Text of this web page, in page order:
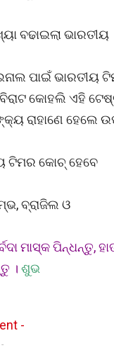
ବଢାଇଲା ଭାରତୀୟ
ପାଇଁ ଭାରତୀୟ
କୋହଲି ଏହି
ରାହାଣେ ହେଲେ
ଟିମର କୋଚ୍ ହେବେ
ବ୍ରାଜିଲ ଓ
ମାସ୍କ ପିନ୍ଧନ୍ତୁ,
। ଶୁଭ